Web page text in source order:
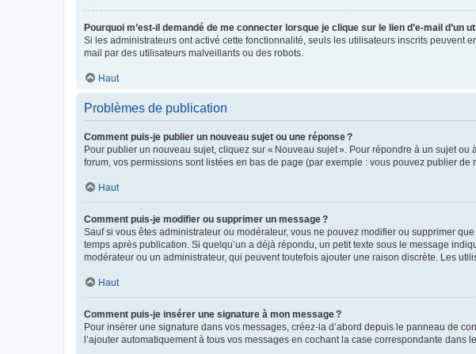
Pourquoi m’est-il demandé de me connecter lorsque je clique sur le lien d’e-mail d’un
Si les administrateurs ont activé cette fonctionnalité, seuls les utilisateurs inscrits peuvent
mail par des utilisateurs malveillants ou des robots.
Haut
Problèmes de publication
Comment puis-je publier un nouveau sujet ou une réponse ?
Pour publier un nouveau sujet, cliquez sur « Nouveau sujet ». Pour répondre à un sujet
forum, vos permissions sont listées en bas de page (par exemple : vous pouvez publier
Haut
Comment puis-je modifier ou supprimer un message ?
Sauf si vous êtes administrateur ou modérateur, vous ne pouvez modifier ou supprimer
temps après publication. Si quelqu’un a déjà répondu, un petit texte sous le message
modérateur ou un administrateur, qui peuvent toutefois ajouter une raison discrète. Les
Haut
Comment puis-je insérer une signature à mon message ?
Pour insérer une signature dans vos messages, créez-la d’abord depuis le panneau de
l’ajouter automatiquement à tous vos messages en cochant la case correspondante